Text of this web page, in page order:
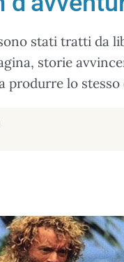
stati tratti da
storie
produrre lo stesso